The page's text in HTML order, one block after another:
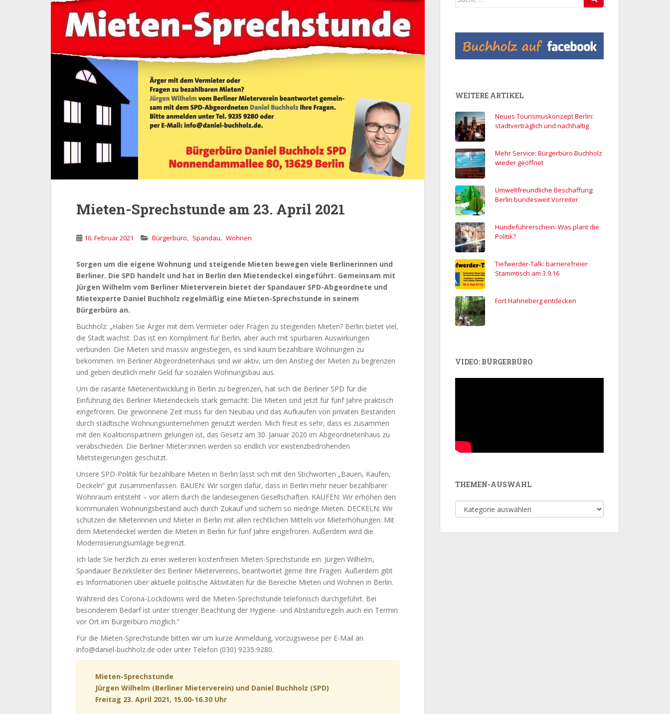
Mieten-Sprechstunde am 23. April 2021
16. Februar 2021 Bürgerbüro, Spandau, Wohnen
Sorgen um die eigene Wohnung und steigende Mieten bewegen viele Berlinerinnen und
Berliner. Die SPD handelt und hat in Berlin den Mietendeckel eingeführt. Gemeinsam mit
Jürgen Wilhelm vom Berliner Mieterverein bietet der Spandauer SPD-Abgeordnete und
Mietexperte Daniel Buchholz regelmäßig eine Mieten-Sprechstunde in seinem
Bürgerbüro an.
Buchholz: „Haben Sie Ärger mit dem Vermieter oder Fragen zu steigenden Mieten? Berlin bietet viel,
die Stadt wächst. Das ist ein Kompliment für Berlin, aber auch mit spürbaren Auswirkungen
verbunden. Die Mieten sind massiv angestiegen, es sind kaum bezahlbare Wohnungen zu
bekommen. Im Berliner Abgeordnetenhaus sind wir aktiv, um den Anstieg der Mieten zu begrenzen
und geben deutlich mehr Geld für sozialen Wohnungsbau aus.
Um die rasante Mietenentwicklung in Berlin zu begrenzen, hat sich die Berliner SPD für die
Einführung des Berliner Mietendeckels stark gemacht: Die Mieten sind jetzt für fünf Jahre praktisch
eingefroren. Die gewonnene Zeit muss für den Neubau und das Aufkaufen von privaten Beständen
durch städtische Wohnungsunternehmen genutzt werden. Mich freut es sehr, dass es zusammen
mit den Koalitionspartnern gelungen ist, das Gesetz am 30. Januar 2020 im Abgeordnetenhaus zu
verabschieden. Die Berliner Mieter:innen werden so endlich vor existenzbedrohenden
Mietsteigerungen geschützt.
Unsere SPD-Politik für bezahlbare Mieten in Berlin lässt sich mit den Stichworten „Bauen, Kaufen,
Deckeln“ gut zusammenfassen. BAUEN: Wir sorgen dafür, dass in Berlin mehr neuer bezahlbarer
Wohnraum entsteht – vor allem durch die landeseigenen Gesellschaften. KAUFEN: Wir erhöhen den
kommunalen Wohnungsbestand auch durch Zukauf und sichern so niedrige Mieten. DECKELN: Wir
schützen die Mieterinnen und Mieter in Berlin mit allen rechtlichen Mitteln vor Mieterhöhungen: Mit
dem Mietendeckel werden die Mieten in Berlin für fünf Jahre eingefroren. Außerdem wird die
Modernisierungsumlage begrenzt.
Ich lade Sie herzlich zu einer weiteren kostenfreien Mieten-Sprechstunde ein. Jürgen Wilhelm,
Spandauer Bezirksleiter des Berliner Mietervereins, beantwortet gerne Ihre Fragen. Außerdem gibt
es Informationen über aktuelle politische Aktivitäten für die Bereiche Mieten und Wohnen in Berlin.
Während des Corona-Lockdowns wird die Mieten-Sprechstunde telefonisch durchgeführt. Bei
besonderem Bedarf ist unter strenger Beachtung der Hygiene- und Abstandsregeln auch ein Termin
vor Ort im Bürgerbüro möglich.“
Für die Mieten-Sprechstunde bitten wir um kurze Anmeldung, vorzugsweise per E-Mail an
info@daniel-buchholz.de oder unter Telefon (030) 9235 9280.
Mieten-Sprechstunde
Jürgen Wilhelm (Berliner Mieterverein) und Daniel Buchholz (SPD)
Freitag 23. April 2021, 15.00-16.30 Uhr
WEITERE ARTIKEL
Neues Tourismuskonzept Berlin:
stadtverträglich und nachhaltig
Mehr Service: Bürgerbüro Buchholz
wieder geöffnet
Umweltfreundliche Beschaffung:
Berlin bundesweit Vorreiter
Hundeführerschein: Was plant die
Politik?
Tiefwerder-Talk: barrierefreier
Stammtisch am 3.9.16
Fort Hahneberg entdecken
VIDEO: BÜRGERBÜRO
THEMEN-AUSWAHL
Themen-
Auswahl